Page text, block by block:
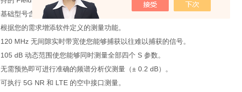
基础型号含电缆和天线测试仪（CAT）功能。
根据您的需求增添软件定义的测量功能。
120 MHz 无间隙实时带宽使您能够捕获以往难以捕获的信号。
105 dB 动态范围使您能够同时测量全部四个 S 参数。
无需预热即可进行准确的频谱分析仪测量（± 0.2 dB）。
可执行 5G NR 和 LTE 的空中接口测量。